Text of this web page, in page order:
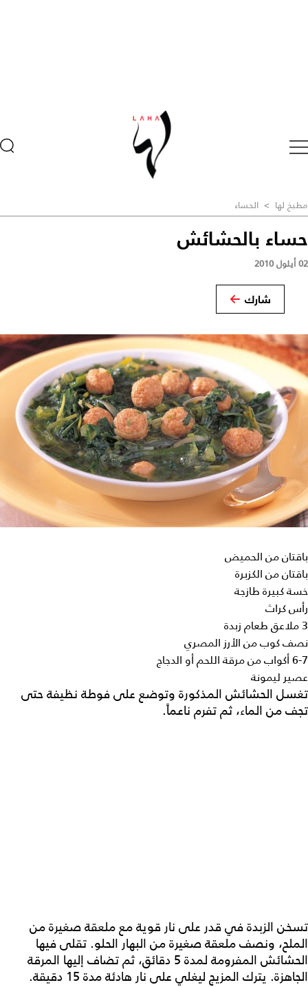
مطبخ لها > الحساء
حساء بالحشائش
02 أيلول 2010
شارك
باقتان من الحميض
باقتان من الكزبرة
خسة كبيرة طازجة
رأس كراث
3 ملاعق طعام زبدة
نصف كوب من الأرز المصري
6-7 أكواب من مرقة اللحم أو الدجاج
عصير ليمونة
تغسل الحشائش المذكورة وتوضع على فوطة نظيفة حتى
تجف من الماء، ثم تفرم ناعماً.
تسخن الزبدة في قدر على نار قوية مع ملعقة صغيرة من
الملح، ونصف ملعقة صغيرة من البهار الحلو. تقلى فيها
الحشائش المفرومة لمدة 5 دقائق، ثم تضاف إليها المرقة
الجاهزة. يترك المزيج ليغلي على نار هادئة مدة 15 دقيقة.